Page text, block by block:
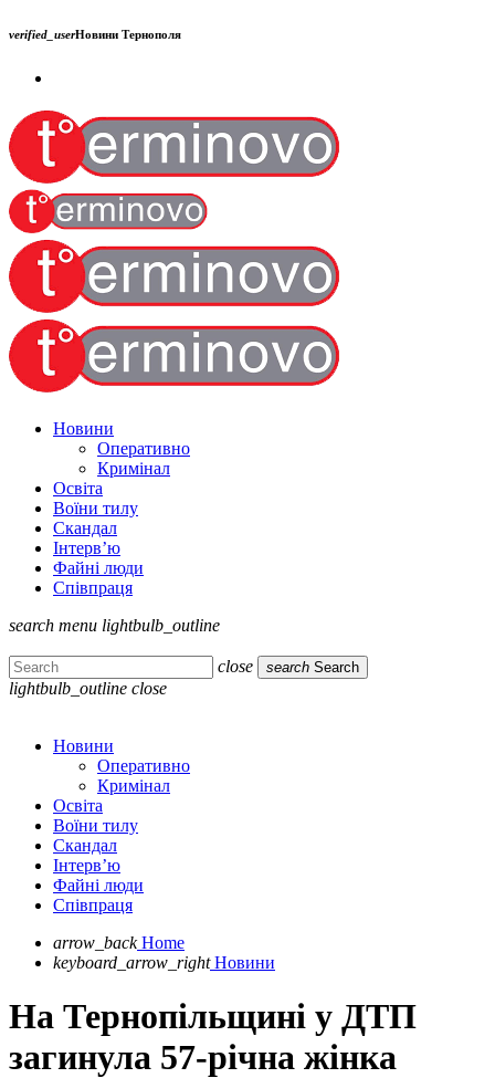
verified_userНовини Тернополя
Новини
Оперативно
Кримінал
Освіта
Воїни тилу
Скандал
Інтерв’ю
Файні люди
Співпраця
search menu lightbulb_outline
close search Search
lightbulb_outline close
Новини
Оперативно
Кримінал
Освіта
Воїни тилу
Скандал
Інтерв’ю
Файні люди
Співпраця
arrow_back Home
keyboard_arrow_right Новини
На Тернопільщині у ДТП
загинула 57-річна жінка